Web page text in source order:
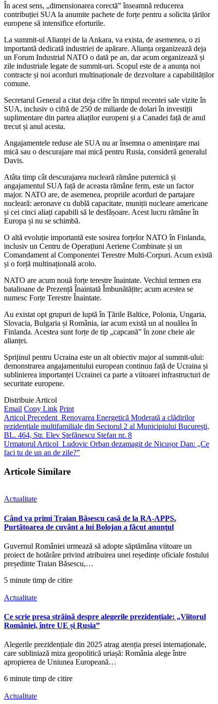
În acest sens, „dimensionarea corectă” înseamnă reducerea
contribuției SUA la anumite pachete de forțe pentru a solicita țărilor
europene să intensifice eforturile.
La summit-ul Alianței de la Ankara, va exista, de asemenea, o zi
importantă dedicată industriei de apărare. Alianța organizează deja
un Forum Industrial NATO o dată pe an, dar acum organizează și
zile industriale legate de summit-uri. Scopul este de a anunța noi
contracte și noi acorduri multinaționale de dezvoltare a capabilităților
comune.
Secretarul General a citat deja cifre în timpul recentei sale vizite în
SUA, inclusiv o cifră de 250 de miliarde de dolari în investiții
suplimentare din partea aliaților europeni și a Canadei față de anul
trecut și anul acesta.
Angajamentele reduse ale SUA nu ar însemna o amenințare mai
mică sau o descurajare mai mică pentru Rusia, consideră generalul
Davis.
Atâta timp cât descurajarea nucleară rămâne puternică și
angajamentul SUA față de aceasta rămâne ferm, este un factor
major. NATO are, de asemenea, propriile acorduri de partajare
nucleară: aeronave cu dublă capacitate, muniții nucleare americane
și cei cinci aliați capabili să le desfășoare. Acest lucru rămâne în
Europa și nu se schimbă.
O altă evoluție importantă este sosirea forțelor NATO în Finlanda,
inclusiv un Centru de Operațiuni Aeriene Combinate și un
Comandament al Componentei Terestre Multi-Corpuri. Acum există
și o forță multinațională acolo.
NATO are acum nouă forțe terestre înaintate. Vechiul termen era
batalioane de Prezență Înaintată Îmbunătățite; acum acestea se
numesc Forțe Terestre Înaintate.
Au existat opt ​​grupuri de luptă în Țările Baltice, Polonia, Ungaria,
Slovacia, Bulgaria și România, iar acum există un al nouălea în
Finlanda. Acestea sunt forțe de tip „capcană” în zone cheie ale
alianței.
Sprijinul pentru Ucraina este un alt obiectiv major al summit-ului:
demonstrarea angajamentului european continuu față de Ucraina și
sublinierea importanței Ucrainei ca parte a viitoarei infrastructuri de
securitate europene.
Distribuie Articol
Email Copy Link Print
Articol Precedent Renovarea Energetică Moderată a clădirilor
rezidențiale multifamiliale din Sectorul 2 al Municipiului București,
BL. 464, Str. Elev Ştefănescu Ştefan nr. 8
Urmatorul Articol Ludovic Orban dezamagit de Nicușor Dan: „Ce
faci tu de un an de zile?”
Articole Similare
Actualitate
Când va primi Traian Băsescu casă de la RA-APPS.
Purtătoarea de cuvânt a lui Bolojan a făcut anunţul
Guvernul României urmează să adopte săptămâna viitoare un
proiect de hotărâre privind atribuirea unei reședințe oficiale fostului
președinte Traian Băsescu,…
5 minute timp de citire
Actualitate
Ce scrie presa străină despre alegerile prezidențiale: „Viitorul
României, între UE și Rusia”
Alegerile prezidențiale din 2025 atrag atenția presei internaționale,
care subliniază miza geopolitică uriașă: România alege între
apropierea de Uniunea Europeană…
6 minute timp de citire
Actualitate